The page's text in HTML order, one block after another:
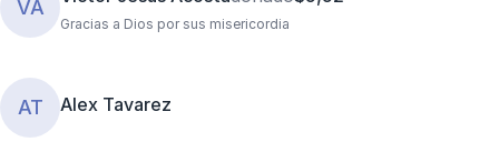
VA
Gracias a Dios por sus misericordia
AT Alex Tavarez